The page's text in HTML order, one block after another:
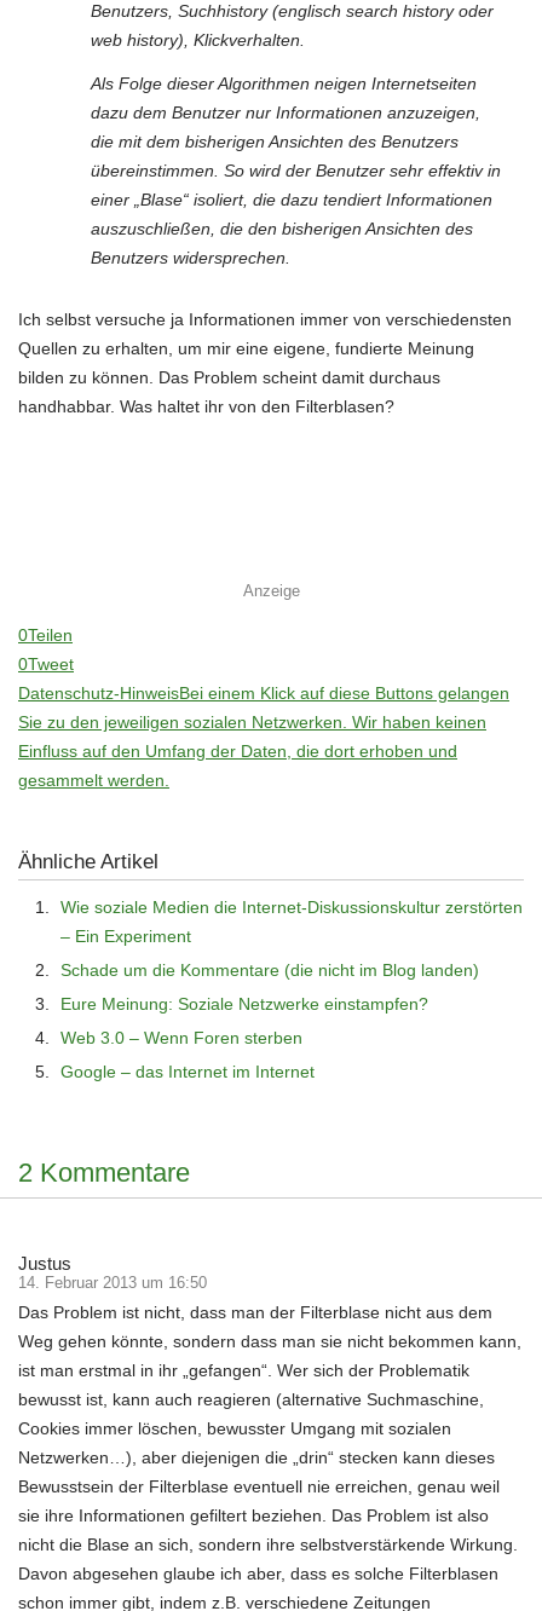
Benutzers, Suchhistory (englisch search history oder
web history), Klickverhalten.
Als Folge dieser Algorithmen neigen Internetseiten
dazu dem Benutzer nur Informationen anzuzeigen,
die mit dem bisherigen Ansichten des Benutzers
übereinstimmen. So wird der Benutzer sehr effektiv in
einer „Blase“ isoliert, die dazu tendiert Informationen
auszuschließen, die den bisherigen Ansichten des
Benutzers widersprechen.
Ich selbst versuche ja Informationen immer von verschiedensten
Quellen zu erhalten, um mir eine eigene, fundierte Meinung
bilden zu können. Das Problem scheint damit durchaus
handhabbar. Was haltet ihr von den Filterblasen?
Anzeige
0Teilen
0Tweet
Datenschutz-HinweisBei einem Klick auf diese Buttons gelangen
Sie zu den jeweiligen sozialen Netzwerken. Wir haben keinen
Einfluss auf den Umfang der Daten, die dort erhoben und
gesammelt werden.
Ähnliche Artikel
Wie soziale Medien die Internet-Diskussionskultur zerstörten
– Ein Experiment
Schade um die Kommentare (die nicht im Blog landen)
Eure Meinung: Soziale Netzwerke einstampfen?
Web 3.0 – Wenn Foren sterben
Google – das Internet im Internet
2 Kommentare
Justus
14. Februar 2013 um 16:50
Das Problem ist nicht, dass man der Filterblase nicht aus dem
Weg gehen könnte, sondern dass man sie nicht bekommen kann,
ist man erstmal in ihr „gefangen“. Wer sich der Problematik
bewusst ist, kann auch reagieren (alternative Suchmaschine,
Cookies immer löschen, bewusster Umgang mit sozialen
Netzwerken…), aber diejenigen die „drin“ stecken kann dieses
Bewusstsein der Filterblase eventuell nie erreichen, genau weil
sie ihre Informationen gefiltert beziehen. Das Problem ist also
nicht die Blase an sich, sondern ihre selbstverstärkende Wirkung.
Davon abgesehen glaube ich aber, dass es solche Filterblasen
schon immer gibt, indem z.B. verschiedene Zeitungen